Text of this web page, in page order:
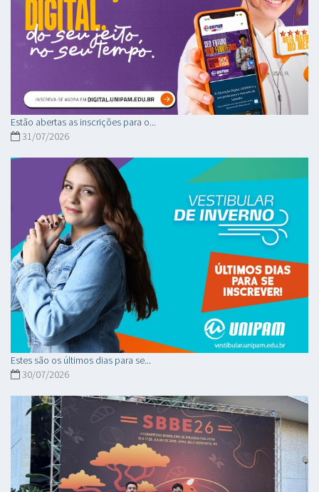
Estão abertas as inscrições para o...
31/07/2026
Estes são os últimos dias para se...
30/07/2026